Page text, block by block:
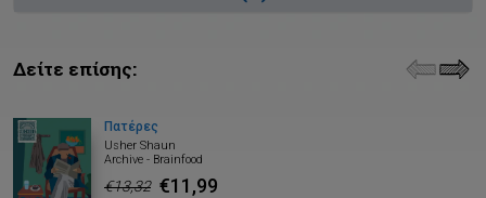
Δείτε επίσης:
Πατέρες
Usher Shaun
Archive - Brainfood
€13,32 €11,99